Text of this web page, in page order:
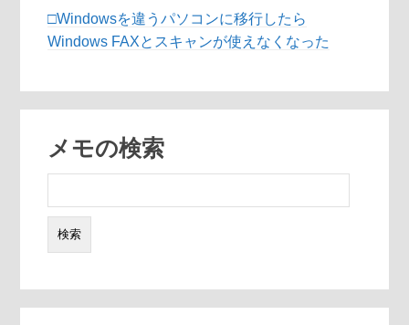
□Windowsを違うパソコンに移行したら
Windows FAXとスキャンが使えなくなった
メモの検索
索: